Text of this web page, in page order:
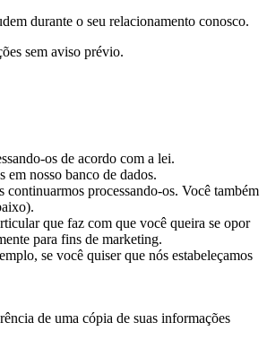
durante o seu relacionamento conosco.
sem aviso prévio.
os de acordo com a lei.
em nosso banco de dados.
continuarmos processando-os. Você também
que faz com que você queira se opor
para fins de marketing.
se você quiser que nós estabeleçamos
de uma cópia de suas informações